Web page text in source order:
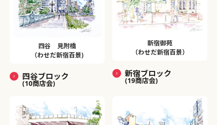
四谷 見附橋
（わせだ新宿百景)
四谷ブロック
(10商店会)
新宿御苑
（わせだ新宿百景）
新宿ブロック
(19商店会)